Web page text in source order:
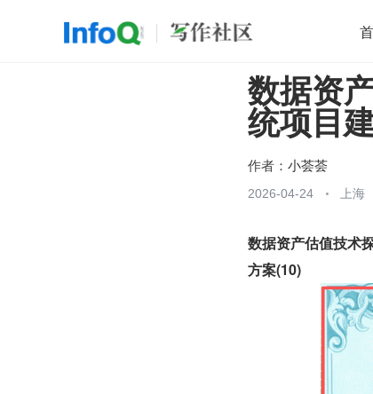
开源 架构
团队管理
数据资
统项目
作者： 小荟荟
2026-04-24 上海
数据资产估值技术
方案(10)